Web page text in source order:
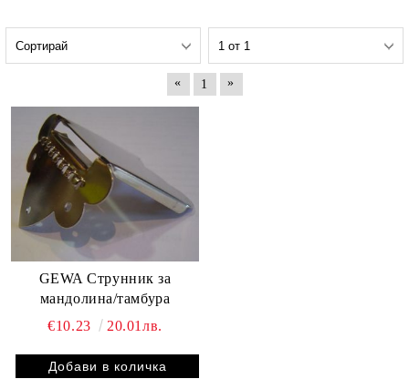
« 1 »
GEWA Струнник за
мандолина/тамбура
€10.23
20.01лв.